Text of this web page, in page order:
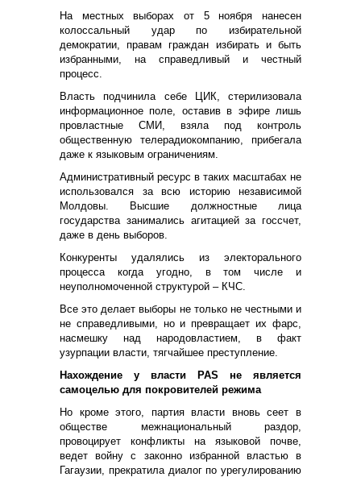
На местных выборах от 5 ноября нанесен
колоссальный удар по избирательной
демократии, правам граждан избирать и быть
избранными, на справедливый и честный
процесс.
Власть подчинила себе ЦИК, стерилизовала
информационное поле, оставив в эфире лишь
провластные СМИ, взяла под контроль
общественную телерадиокомпанию, прибегала
даже к языковым ограничениям.
Административный ресурс в таких масштабах не
использовался за всю историю независимой
Молдовы. Высшие должностные лица
государства занимались агитацией за госсчет,
даже в день выборов.
Конкуренты удалялись из электорального
процесса когда угодно, в том числе и
неуполномоченной структурой – КЧС.
Все это делает выборы не только не честными и
не справедливыми, но и превращает их фарс,
насмешку над народовластием, в факт
узурпации власти, тягчайшее преступление.
Нахождение у власти PAS не является
самоцелью для покровителей режима
Но кроме этого, партия власти вновь сеет в
обществе межнациональный раздор,
провоцирует конфликты на языковой почве,
ведет войну с законно избранной властью в
Гагаузии, прекратила диалог по урегулированию